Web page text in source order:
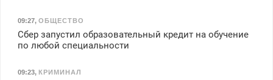
09:27, ОБЩЕСТВО
Сбер запустил образовательный кредит на обучение
по любой специальности
09:23, КРИМИНАЛ